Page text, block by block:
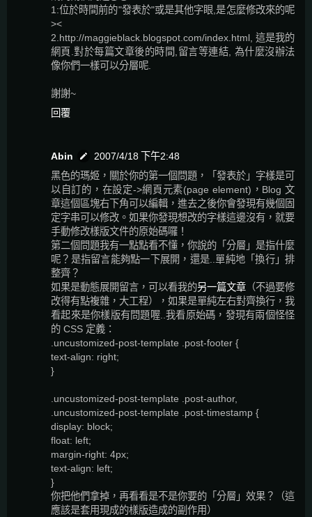
1:位於時間前的"發表於"或是其他字眼,是怎麼修改來的呢
><
2.http://maggieblack.blogspot.com/index.html, 這是我的
網頁.對於每篇文章後的時間,留言等連結, 為什麼沒辦法
像你們一樣可以分層呢.
謝謝~
回覆
Abin
2007/4/18 下午2:48
黑色的瑪姬，關於你的第一個問題，「發表於」字樣是可
以自訂的，在設定->網頁元素(page element)，Blog 文
章這個區塊右下角可以編輯，進去之後你會發現有幾個固
定字串可以修改。如果你發現想改的字樣這邊沒有，就要
手動修改樣版文件的原始碼囉！
第二個問題我有一點點看不懂，你說的「分層」是指什麼
呢？是指留言能夠點一下展開，還是..單純地「換行」排
整齊？
如果是動態展開留言，可以看我的另一篇文章 （不過要修
改得有點複雜，大工程），如果是單純左右對齊換行，我
看起來是你樣版有問題喔..我看原始碼，發現有兩個怪怪
的 CSS 定義：
.uncustomized-post-template .post-footer {
text-align: right;
}
.uncustomized-post-template .post-author,
.uncustomized-post-template .post-timestamp {
display: block;
float: left;
margin-right: 4px;
text-align: left;
}
你把他們拿掉，再看看是不是你要的「分層」效果？（這
應該是套用現成的樣版造成的副作用）